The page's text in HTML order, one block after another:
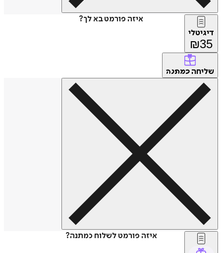
איזה פורמט בא לך?
דיגיטלי
₪35
שליחה כמתנה
איזה פורמט לשלוח כמתנה?